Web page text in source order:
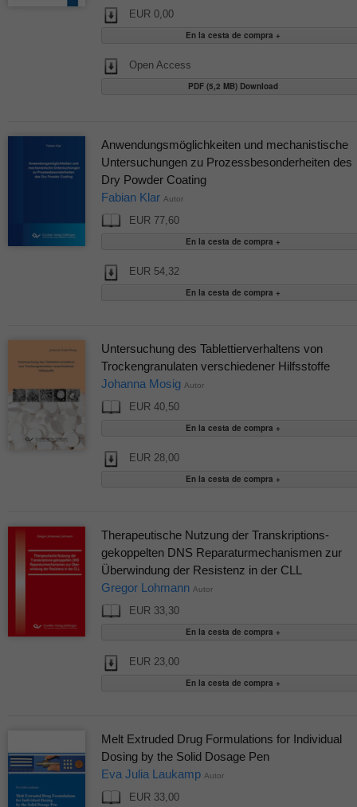
EUR 0,00
Open Access
PDF (5,2 MB) Download
Anwendungsmöglichkeiten und mechanistische
Untersuchungen zu Prozessbesonderheiten des
Dry Powder Coating
Fabian Klar Autor
EUR 77,60
EUR 54,32
Untersuchung des Tablettierverhaltens von
Trockengranulaten verschiedener Hilfsstoffe
Johanna Mosig Autor
EUR 40,50
EUR 28,00
Therapeutische Nutzung der Transkriptions-
gekoppelten DNS Reparaturmechanismen zur
Überwindung der Resistenz in der CLL
Gregor Lohmann Autor
EUR 33,30
EUR 23,00
Melt Extruded Drug Formulations for Individual
Dosing by the Solid Dosage Pen
Eva Julia Laukamp Autor
EUR 33,00